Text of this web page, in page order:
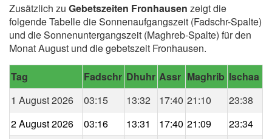
Zusätzlich zu Gebetszeiten Fronhausen zeigt die
folgende Tabelle die Sonnenaufgangszeit (Fadschr-Spalte)
und die Sonnenuntergangszeit (Maghreb-Spalte) für den
Monat August und die gebetszeit Fronhausen.
Tag Fadschr Dhuhr Assr Maghrib Ischaa
1 August 2026
03:15 13:32 17:40 21:10
23:38
2 August 2026
03:16 13:31 17:40 21:09
23:34